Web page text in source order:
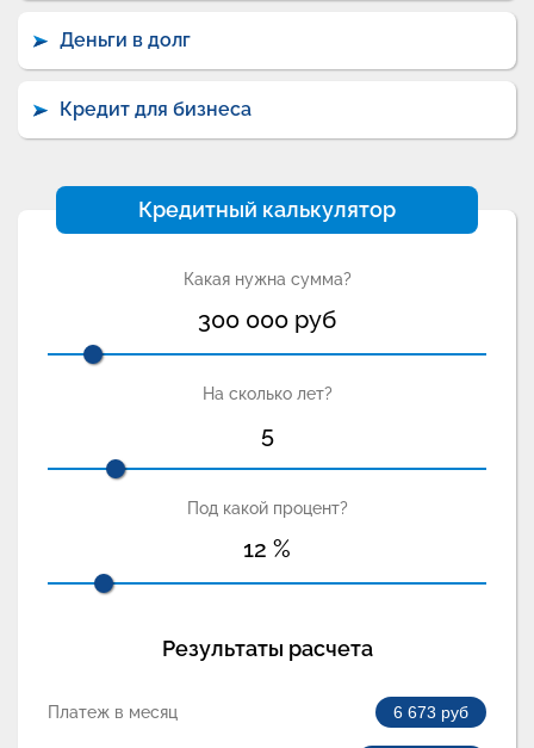
Деньги в долг
Кредит для бизнеса
Кредитный калькулятор
Какая нужна сумма?
300 000 руб
На сколько лет?
5
Под какой процент?
12 %
Результаты расчета
Платеж в месяц 6 673 руб